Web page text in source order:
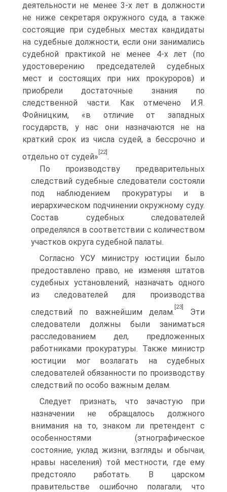
деятельности не менее 3-х лет в должности
не ниже секретаря окружного суда, а также
состоящие при судебных местах кандидаты
на судебные должности, если они занимались
судебной практикой не менее 4-х лет (по
удостоверению председателей судебных
мест и состоящих при них прокуроров) и
приобрели достаточные знания по
следственной части. Как отмечено И.Я.
Фойницким, «в отличие от западных
государств, у нас они назначаются не на
краткий срок из числа судей, а бессрочно и
отдельно от судей»
[22]
.
По производству предварительных
следствий судебные следователи состояли
под наблюдением прокуратуры и в
иерархическом подчинении окружному суду.
Состав судебных следователей
определялся в соответствии с количеством
участков округа судебной палаты.
Согласно УСУ министру юстиции было
предоставлено право, не изменяя штатов
судебных установлений, назначать одного
из следователей для производства
следствий по важнейшим делам.
[23]
Эти
следователи должны были заниматься
расследованием дел, предложенных
работниками прокуратуры. Также министр
юстиции мог возлагать на судебных
следователей обязанности по производству
следствий по особо важным делам.
Следует признать, что зачастую при
назначении не обращалось должного
внимания на то, знаком ли претендент с
особенностями (этнографическое
состояние, уклад жизни, взгляды и обычаи,
нравы населения) той местности, где ему
предстояло работать. В царском
правительстве ошибочно полагали, что